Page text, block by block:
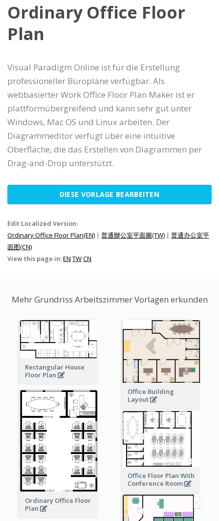
Ordinary Office Floor
Plan
Visual Paradigm Online ist für die Erstellung
professioneller Büropläne verfügbar. Als
webbasierter Work Office Floor Plan Maker ist er
plattformübergreifend und kann sehr gut unter
Windows, Mac OS und Linux arbeiten. Der
Diagrammeditor verfügt über eine intuitive
Oberfläche, die das Erstellen von Diagrammen per
Drag-and-Drop unterstützt.
DIESE VORLAGE BEARBEITEN
Edit Localized Version:
Ordinary Office Floor Plan(EN) | 普通辦公室平面圖(TW) | 普通办公室平
面图(CN)
View this page in:EN TWCN
Mehr Grundriss Arbeitszimmer Vorlagen erkunden
Rectangular House
Floor Plan
Office Building
Layout
Ordinary Office Floor
Plan
Office Floor Plan With
Conference Room